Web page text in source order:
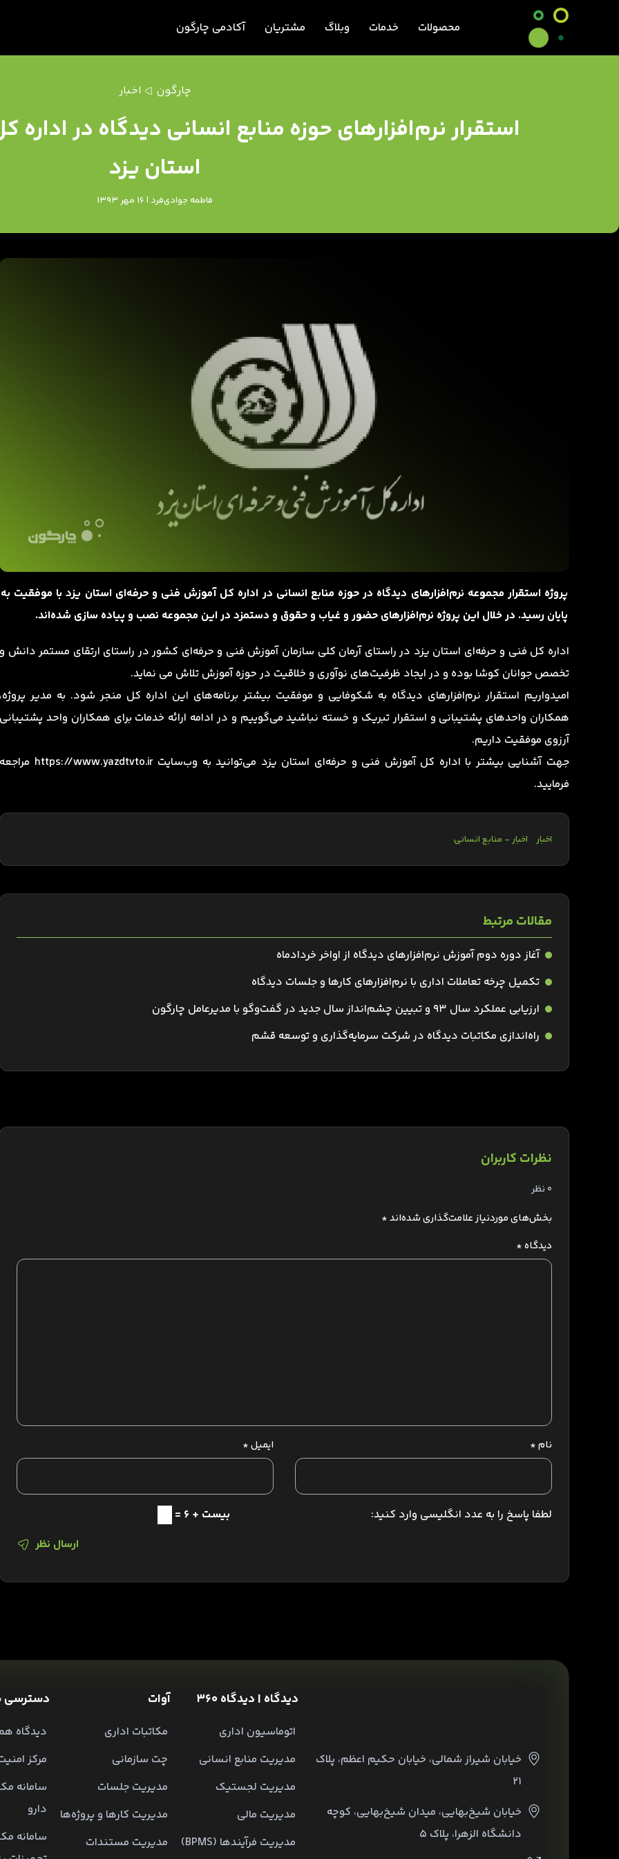
محصولات خدمات وبلاگ مشتریان آکادمی چارگون
چارگون اخبار
استقرار نرم‌افزارهای حوزه منابع انسانی دیدگاه در
استان یزد
فاطمه جوادی‌فرد | 16 مهر 1393
پروژه استقرار مجموعه نرم‌افزارهای دیدگاه در حوزه منابع انسانی در اداره کل آموزش فنی و حرفه‌ای استان یزد با موفقیت به
پایان رسید. در خلال این پروژه نرم‌افزارهای حضور و غیاب و حقوق و دستمزد در این مجموعه نصب و پیاده سازی شده‌اند.
اداره کل فنی و حرفه‌ای استان یزد در راستای آرمان کلی سازمان آموزش فنی و حرفه‌ای کشور در راستای ارتقای مستمر دانش و
تخصص جوانان کوشا بوده و در ایجاد ظرفیت‌های نوآوری و خلاقیت در حوزه آموزش تلاش می نماید.
امیدواریم استقرار نرم‌افزارهای دیدگاه به شکوفایی و موفقیت بیشتر برنامه‌های این اداره کل منجر شود. به مدیر پروژه،
همکاران واحدهای پشتیبانی و استقرار تبریک و خسته نباشید می‌گوییم و در ادامه ارائه خدمات برای همکاران واحد پشتیبانی
آرزوی موفقیت داریم.
جهت آشنایی بیشتر با اداره کل آموزش فنی و حرفه‌ای استان یزد می‌توانید به وب‌سایت https://www.yazdtvto.ir مراجعه
فرمایید.
اخبار اخبار - منابع انسانی
مقالات مرتبط
آغاز دوره دوم آموزش نرم‌افزارهای دیدگاه از اواخر خردادماه
تکمیل چرخه تعاملات اداری با نرم‌افزارهای کارها و جلسات دیدگاه
ارزیابی عملکرد سال 93 و تبیین چشم‌انداز سال جدید در گفت‌وگو با مدیرعامل چارگون
راه‌اندازی مکاتبات دیدگاه در شرکت سرمایه‌گذاری و توسعه قشم
نظرات کاربران
0 نظر
بخش‌های موردنیاز علامت‌گذاری شده‌اند*
دیدگاه*
نام* ایمیل*
لطفا پاسخ را به عدد انگلیسی وارد کنید:
بیست + 6 =
ارسال نظر
خیابان شیراز شمالی، خیابان حکیم اعظم، پلاک
۲۱
خیابان شیخ‌بهایی، میدان شیخ‌بهایی، کوچه
دانشگاه الزهرا، پلاک ۵
دیدگاه | دیدگاه 360
اتوماسیون اداری
مدیریت منابع انسانی
مدیریت لجستیک
مدیریت مالی
مدیریت فرآیندها (BPMS)
آوات
مکاتبات اداری
چت سازمانی
مدیریت جلسات
مدیریت کارها و پروژه‌ها
مدیریت مستندات
دسترسی
دیدگاه
مرکز
سامانه
دارو
سامانه